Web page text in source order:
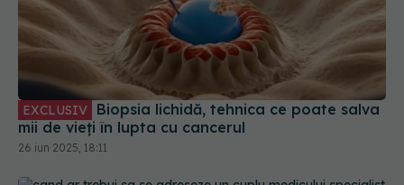
EXCLUSIV
mii de vieți în lupta cu cancerul
26 iun 2025, 18:11